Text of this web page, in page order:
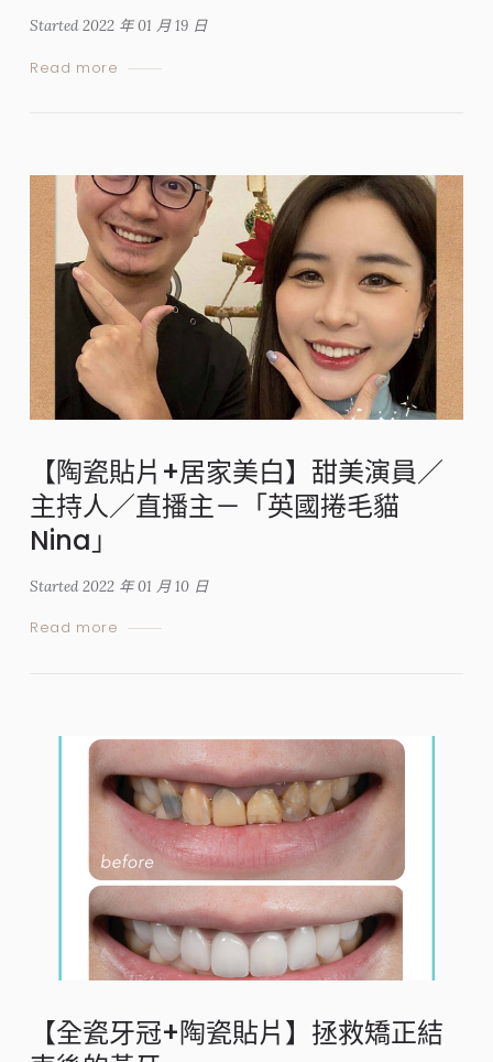
Started2022 年 01 月 19 日
Read more
【陶瓷貼片+居家美白】甜美演員／
主持人／直播主－「英國捲毛貓
Nina」
Started2022 年 01 月 10 日
Read more
【全瓷牙冠+陶瓷貼片】拯救矯正結